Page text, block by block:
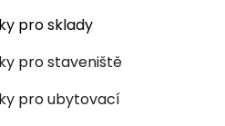
pro sklady
pro staveniště
pro ubytovací